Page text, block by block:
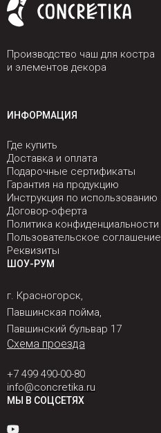
Производство чаш для костра
и элементов декора
ИНФОРМАЦИЯ
Где купить
Доставка и оплата
Подарочные сертификаты
Гарантия на продукцию
Инструкция по использованию
Договор-оферта
Политика конфиденциальности
Пользовательское соглашение
Реквизиты
ШОУ-РУМ
г. Красногорск,
Павшинская пойма,
Павшинский бульвар 17
Схема проезда
+7 499 490-00-80
info@concretika.ru
МЫ В СОЦСЕТЯХ